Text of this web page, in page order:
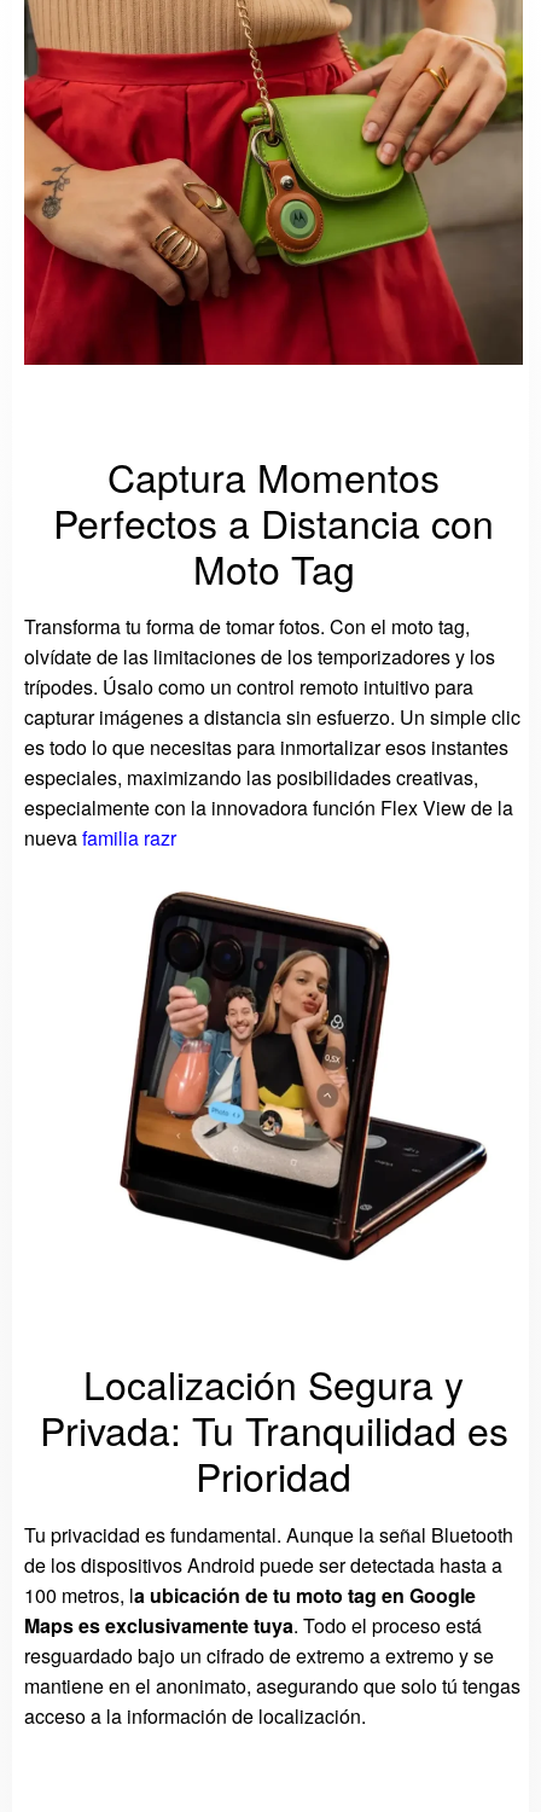
Captura Momentos
Perfectos a Distancia con
Moto Tag
Transforma tu forma de tomar fotos. Con el moto tag,
olvídate de las limitaciones de los temporizadores y los
trípodes. Úsalo como un control remoto intuitivo para
capturar imágenes a distancia sin esfuerzo. Un simple clic
es todo lo que necesitas para inmortalizar esos instantes
especiales, maximizando las posibilidades creativas,
especialmente con la innovadora función Flex View de la
nuevafamilia razr
Localización Segura y
Privada: Tu Tranquilidad es
Prioridad
Tu privacidad es fundamental. Aunque la señal Bluetooth
de los dispositivos Android puede ser detectada hasta a
100 metros, la ubicación de tu moto tag en Google
Maps es exclusivamente tuya. Todo el proceso está
resguardado bajo un cifrado de extremo a extremo y se
mantiene en el anonimato, asegurando que solo tú tengas
acceso a la información de localización.